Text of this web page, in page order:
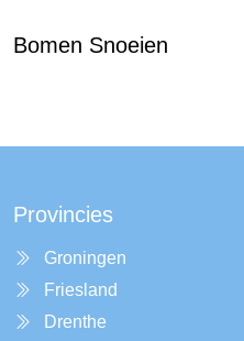
Bomen Snoeien
Provincies
Groningen
Friesland
Drenthe